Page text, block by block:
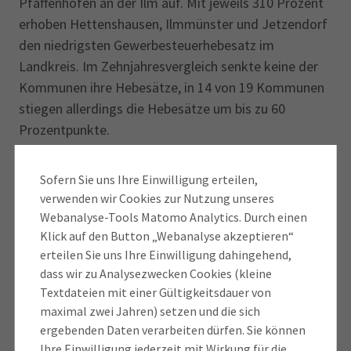
Sofern Sie uns Ihre Einwilligung erteilen,
verwenden wir Cookies zur Nutzung unseres
Webanalyse-Tools Matomo Analytics. Durch einen
Klick auf den Button „Webanalyse akzeptieren“
erteilen Sie uns Ihre Einwilligung dahingehend,
dass wir zu Analysezwecken Cookies (kleine
Textdateien mit einer Gültigkeitsdauer von
maximal zwei Jahren) setzen und die sich
ergebenden Daten verarbeiten dürfen. Sie können
erhoben Hettenshausen, Ilmmünster und Jetzendorf
den niedrigsten Gewerbesteuerhebesatz im
Landkreis. Im Zehnjahresvergleich senkte keine der
Kommunen ihre Hebesätze, in 14 von 19 Kommunen
stiegen allerdings die Hebesätze um bis zu 60
Prozentpunkte.
heimische Wirtschaft steckt noch immer in der
Dauerstagnation fest, die Investitionsbereitschaft
liegt nahe dem Nullpunkt. Steuer-, Energie- und
Arbeitskosten sind im internationalen Vergleich an
der oberen Grenze, die Flut an Bürokratie
schlichtweg erdrückend. Wenn Kommunen in dieser
für alle Seiten herausfordernden Zeit ihre
Gewerbesteuerhebesätze nach oben schrauben,